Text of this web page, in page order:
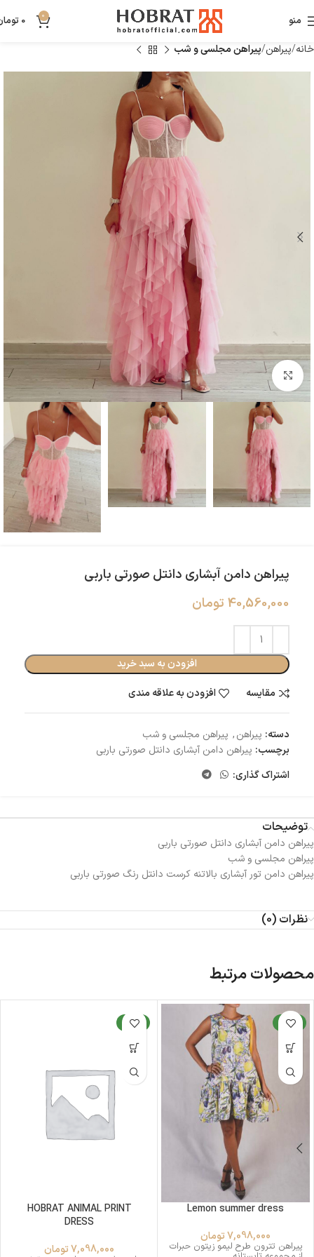
منو 0
0
خانه پیراهن پیراهن مجلسی و شب
بزرگنمایی تصویر
پیراهن دامن آبشاری دانتل صورتی باربی
40,560,000 تومان
افزودن به سبد خرید
مقایسه
افزودن به علاقه مندی
دسته: پیراهن, پیراهن مجلسی و شب
برچسب: پیراهن دامن آبشاری دانتل صورتی باربی
اشتراک گذاری:
توضیحات
پیراهن دامن آبشاری دانتل صورتی باربی
پیراهن مجلسی و شب
پیراهن دامن تور آبشاری بالاتنه کرست دانتل رنگ صورتی باربی
نظرات (0)
محصولات مرتبط
جدید
Lemon summer dress
7,098,000تومان
پیراهن تترون طرح لیمو زیتون حبرات
جدید
HOBRAT ANIMAL PRINT
DRESS
7,098,000تومان